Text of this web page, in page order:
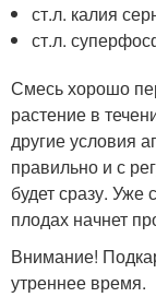
ст.л. калия
ст.л.
Смесь хорошо
растение в
другие условия
правильно и с
будет сразу. Уже
плодах начнет
Внимание!
утреннее время.